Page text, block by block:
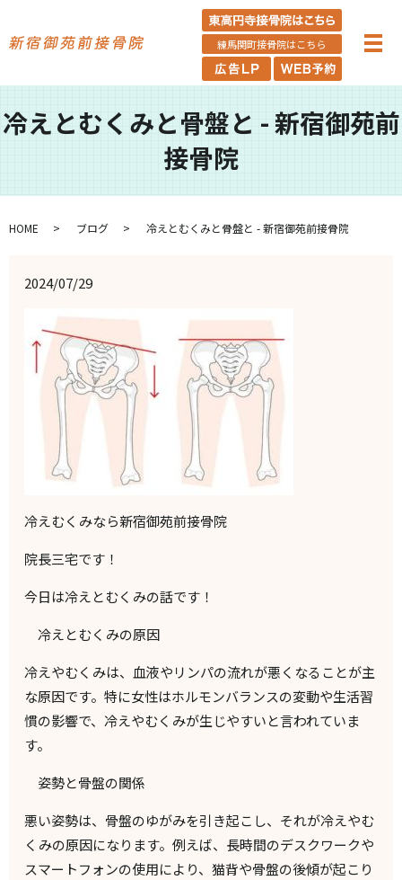
練馬関町接骨院はこちら
冷えとむくみと骨盤と - 新宿御苑前
接骨院
HOME ブログ 冷えとむくみと骨盤と - 新宿御苑前接骨院
2024/07/29
冷えむくみなら新宿御苑前接骨院
院長三宅です！
今日は冷えとむくみの話です！
冷えとむくみの原因
冷えやむくみは、血液やリンパの流れが悪くなることが主
な原因です。特に女性はホルモンバランスの変動や生活習
慣の影響で、冷えやむくみが生じやすいと言われていま
す。
姿勢と骨盤の関係
悪い姿勢は、骨盤のゆがみを引き起こし、それが冷えやむ
くみの原因になります。例えば、長時間のデスクワークや
スマートフォンの使用により、猫背や骨盤の後傾が起こり